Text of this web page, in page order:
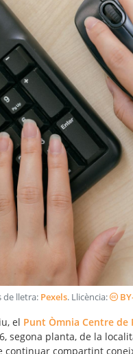
de lletra: Pexels. Llicència:
el Punt Òmnia Centre de
segona planta, de la
continuar compartint